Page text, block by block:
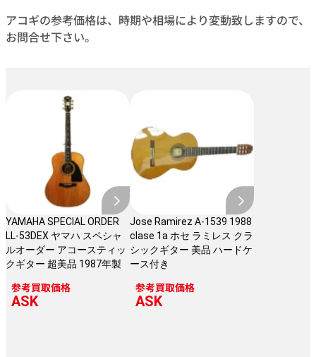
アコギの参考価格は、時期や相場により変動致しますので、
お問合せ下さい。
YAMAHA SPECIAL ORDER
LL-53DEX ヤマハ スペシャ
ルオーダー アコースティッ
クギター 超美品 1987年製
参考買取価格
ASK
Jose Ramirez A-1539 1988
clase 1a ホセ ラミレス クラ
シックギター 美品 ハードケ
ース付き
参考買取価格
ASK